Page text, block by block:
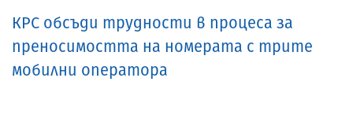
КРС обсъди трудности в процеса за
преносимостта на номерата с трите
мобилни оператора